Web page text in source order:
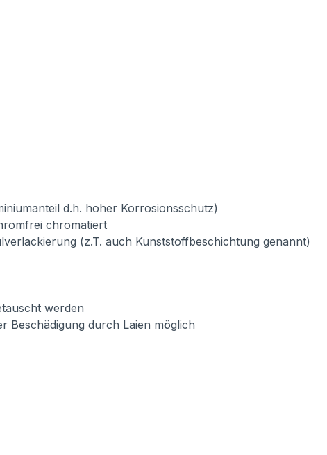
d.h. hoher Korrosionsschutz)
chromatiert
(z.T. auch Kunststoffbeschichtung genannt)
werden
Beschädigung durch Laien möglich